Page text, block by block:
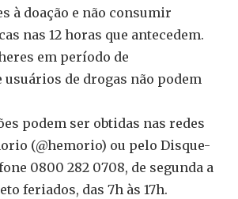
à doação e não consumir
nas 12 horas que antecedem.
em período de
usuários de drogas não podem
podem ser obtidas nas redes
(@hemorio) ou pelo Disque-
0800 282 0708, de segunda a
feriados, das 7h às 17h.